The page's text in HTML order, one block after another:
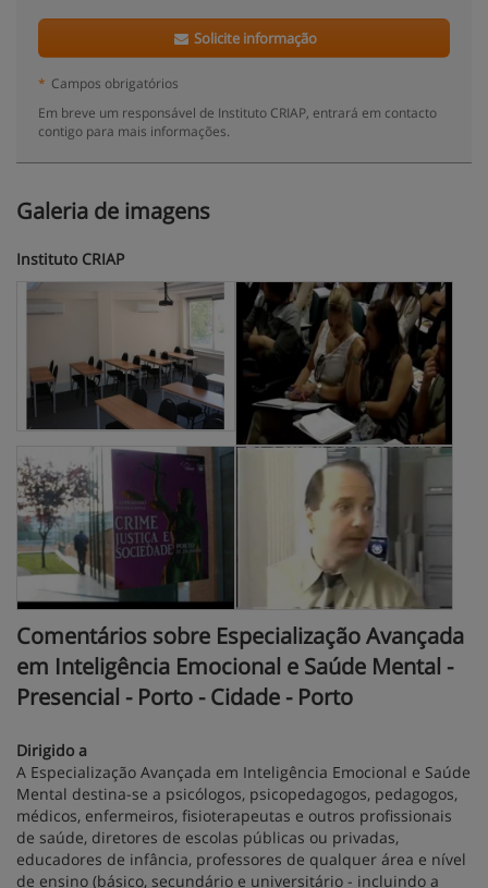
Solicite informação
* Campos obrigatórios
Em breve um responsável de Instituto CRIAP, entrará em contacto
contigo para mais informações.
Galeria de imagens
Instituto CRIAP
Comentários sobre Especialização Avançada
em Inteligência Emocional e Saúde Mental -
Presencial - Porto - Cidade - Porto
Dirigido a
A Especialização Avançada em Inteligência Emocional e Saúde
Mental destina-se a psicólogos, psicopedagogos, pedagogos,
médicos, enfermeiros, fisioterapeutas e outros profissionais
de saúde, diretores de escolas públicas ou privadas,
educadores de infância, professores de qualquer área e nível
de ensino (básico, secundário e universitário - incluindo a